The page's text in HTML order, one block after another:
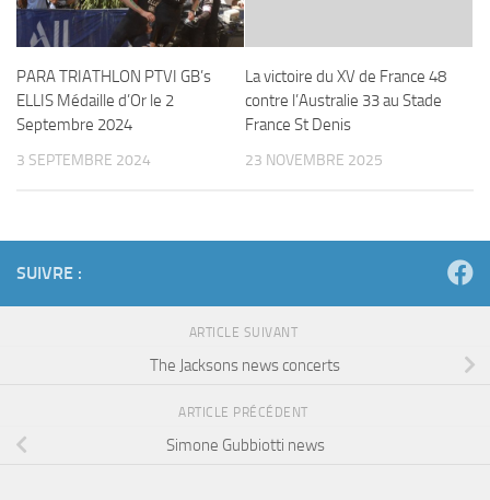
PARA TRIATHLON PTVI GB’s
ELLIS Médaille d’Or le 2
Septembre 2024
3 SEPTEMBRE 2024
La victoire du XV de France 48
contre l’Australie 33 au Stade
France St Denis
23 NOVEMBRE 2025
SUIVRE :
ARTICLE SUIVANT
The Jacksons news concerts
ARTICLE PRÉCÉDENT
Simone Gubbiotti news